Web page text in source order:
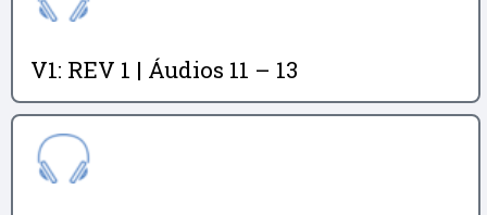
V1: REV 1 | Áudios 11 – 13